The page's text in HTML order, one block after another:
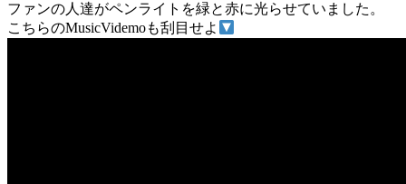
ファンの人達がペンライトを緑と赤に光らせていました。
こちらのMusicVidemoも刮目せよ